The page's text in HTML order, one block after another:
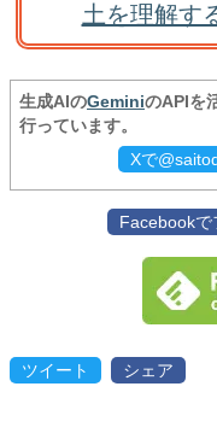
土を理解す
生成AIのGeminiのAPIを
行っています。
Xで
Facebookで
ツイート シェア